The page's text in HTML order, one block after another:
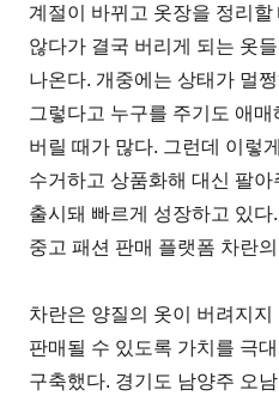
계절이 바뀌고 옷장을 정리할
않다가 결국 버리게 되는 옷
나온다. 개중에는 상태가 멀
그렇다고 누구를 주기도 애매
버릴 때가 많다. 그런데 이렇
수거하고 상품화해 대신 팔
출시돼 빠르게 성장하고 있
중고 패션 판매 플랫폼 차란
차란은 양질의 옷이 버려지지
판매될 수 있도록 가치를 극
구축했다. 경기도 남양주 오